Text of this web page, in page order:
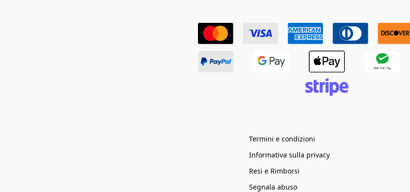
Termini e condizioni
Informativa sulla privacy
Resi e Rimborsi
Segnala abuso